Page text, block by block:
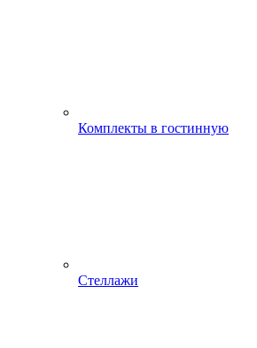
Комплекты в гостинную
Стеллажи